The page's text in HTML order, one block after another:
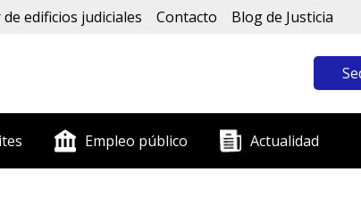
edificios judiciales Contacto Blog de Justicia
Empleo público Actualidad